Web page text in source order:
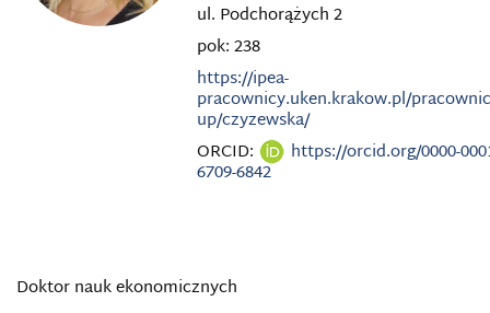
ul. Podchorążych 2
pok: 238
https://ipea-
pracownicy.uken.krakow.pl/
up/czyzewska/
ORCID:
https://orcid.org/0000-
6709-6842
Doktor nauk ekonomicznych